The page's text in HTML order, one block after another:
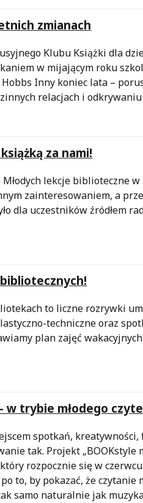
zmianach
Klubu Książki dla
w mijającym roku
Hobbs Inny koniec lata –
relacjach i odkrywaniu
za nami!
lekcje biblioteczne
zainteresowaniem, a
dla uczestników źródłem
to liczne rozrywki
techniczne oraz
plan zajęć
w trybie młodego
spotkań,
tak. Projekt „BOOKstyle
rozpocznie się w
to, by pokazać, że czytanie
samo naturalnie jak